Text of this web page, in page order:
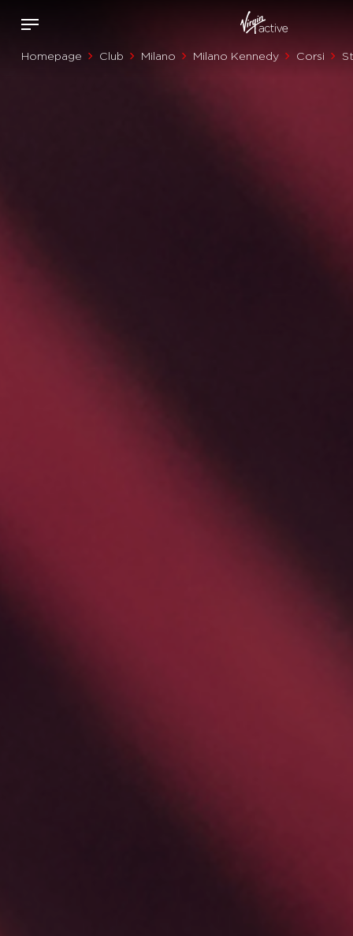
Homepage Club Milano Milano Kennedy Corsi